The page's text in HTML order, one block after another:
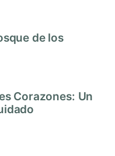
de los
Corazones: Un